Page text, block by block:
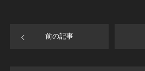
前の記事